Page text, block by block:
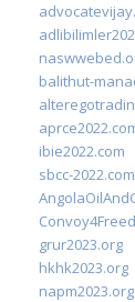
balithut-
ibie2022.com
sbcc-2022.com
grur2023.org
hkhk2023.org
napm2023.org